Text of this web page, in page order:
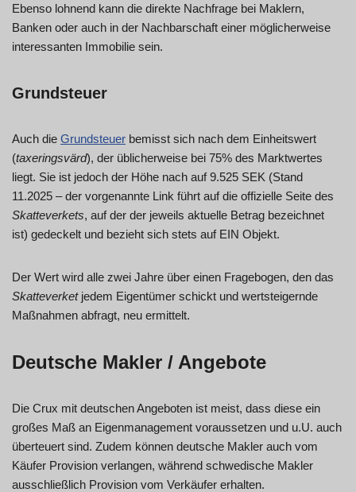
Ebenso lohnend kann die direkte Nachfrage bei Maklern,
Banken oder auch in der Nachbarschaft einer möglicherweise
interessanten Immobilie sein.
Grundsteuer
Auch die Grundsteuer bemisst sich nach dem Einheitswert
(taxeringsvärd), der üblicherweise bei 75% des Marktwertes
liegt. Sie ist jedoch der Höhe nach auf 9.525 SEK (Stand
11.2025 – der vorgenannte Link führt auf die offizielle Seite des
Skatteverkets, auf der der jeweils aktuelle Betrag bezeichnet
ist) gedeckelt und bezieht sich stets auf EIN Objekt.
Der Wert wird alle zwei Jahre über einen Fragebogen, den das
Skatteverketjedem Eigentümer schickt und wertsteigernde
Maßnahmen abfragt, neu ermittelt.
Deutsche Makler / Angebote
Die Crux mit deutschen Angeboten ist meist, dass diese ein
großes Maß an Eigenmanagement voraussetzen und u.U. auch
überteuert sind. Zudem können deutsche Makler auch vom
Käufer Provision verlangen, während schwedische Makler
ausschließlich Provision vom Verkäufer erhalten.